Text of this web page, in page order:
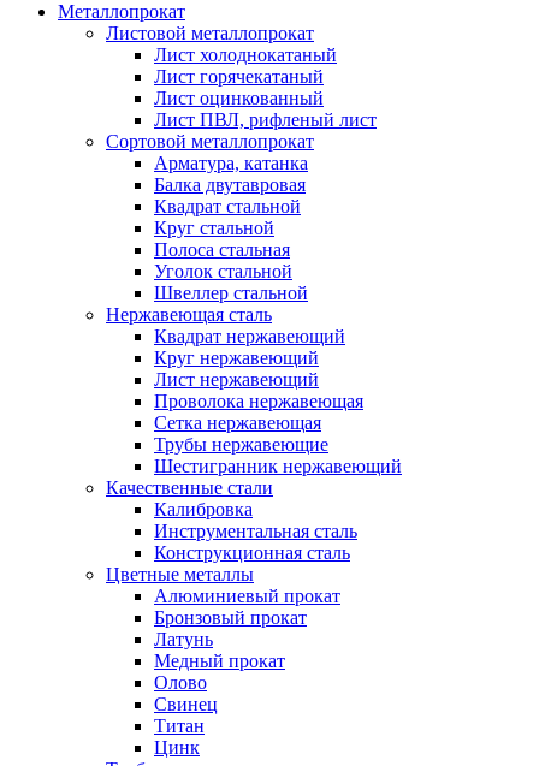
Металлопрокат
Листовой металлопрокат
Лист холоднокатаный
Лист горячекатаный
Лист оцинкованный
Лист ПВЛ, рифленый лист
Сортовой металлопрокат
Арматура, катанка
Балка двутавровая
Квадрат стальной
Круг стальной
Полоса стальная
Уголок стальной
Швеллер стальной
Нержавеющая сталь
Квадрат нержавеющий
Круг нержавеющий
Лист нержавеющий
Проволока нержавеющая
Сетка нержавеющая
Трубы нержавеющие
Шестигранник нержавеющий
Качественные стали
Калибровка
Инструментальная сталь
Конструкционная сталь
Цветные металлы
Алюминиевый прокат
Бронзовый прокат
Латунь
Медный прокат
Олово
Свинец
Титан
Цинк